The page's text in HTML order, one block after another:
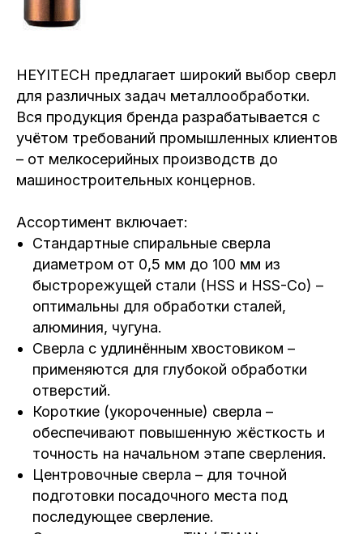
HEYITECH предлагает широкий выбор сверл
для различных задач металлообработки.
Вся продукция бренда разрабатывается с
учётом требований промышленных клиентов
– от мелкосерийных производств до
машиностроительных концернов.
Ассортимент включает:
Стандартные спиральные сверла
диаметром от 0,5 мм до 100 мм из
быстрорежущей стали (HSS и HSS-Co) –
оптимальны для обработки сталей,
алюминия, чугуна.
Сверла с удлинённым хвостовиком –
применяются для глубокой обработки
отверстий.
Короткие (укороченные) сверла –
обеспечивают повышенную жёсткость и
точность на начальном этапе сверления.
Центровочные сверла – для точной
подготовки посадочного места под
последующее сверление.